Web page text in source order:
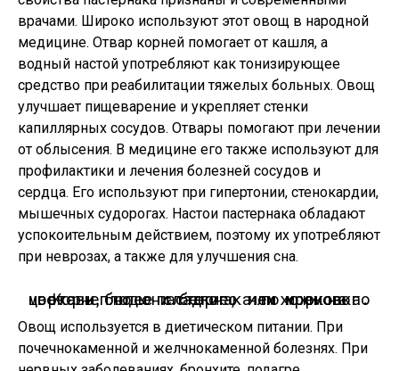
врачами. Широко используют этот овощ в народной
медицине. Отвар корней помогает от кашля, а
водный настой употребляют как тонизирующее
средство при реабилитации тяжелых больных. Овощ
улучшает пищеварение и укрепляет стенки
капиллярных сосудов. Отвары помогают при лечении
от облысения. В медицине его также используют для
профилактики и лечения болезней сосудов и
сердца. Его используют при гипертонии, стенокардии,
мышечных судорогах. Настои пастернака обладают
успокоительным действием, поэтому их употребляют
при неврозах, а также для улучшения сна.
Корнеплоды пастернака похожи на морковь, но они белого или кремового цвета и более сладкие, чем морковка.
Овощ используется в диетическом питании. При
почечнокаменной и желчнокаменной болезнях. При